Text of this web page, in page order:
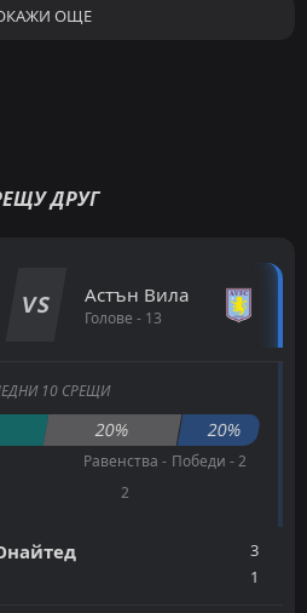
ОЩЕ
ДРУГ
VS Астън Вила
Голове - 13
10 СРЕЩИ
20% 20%
Равенства -
2
Победи - 2
3
1